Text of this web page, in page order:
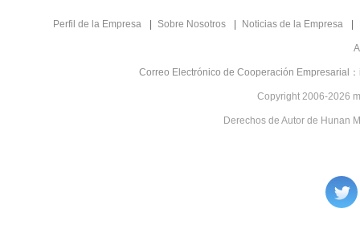
Perfil de la Empresa Sobre Nosotros Noticias de la Empresa
Correo Electrónico de Cooperación Empresarial
Copyright 2006-2026
Derechos de Autor de Hunan